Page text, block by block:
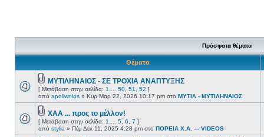
Πρόσφατα θέματα
Θέματα
ΜΥΤΙΛΗΝΑΙΟΣ - ΣΕ ΤΡΟΧΙΑ ΑΝΑΠΤΥΞΗΣ
[ Μετάβαση στην σελίδα: 1 50 51 52 ]
από apollwnios » Κυρ Μαρ 22, 2026 10:17 pm στο ΜΥΤΙΛ - ΜΥΤΙΛΗΝΑΙΟΣ
ΧΑΑ ... προς το μέλλον!
[ Μετάβαση στην σελίδα: 1 5 6 7 ]
από stylia » Πέμ Δεκ 11, 2025 4:28 pm στο ΠΟΡΕΙΑ Χ.Α. --- VIDEOS